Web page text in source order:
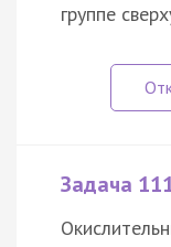
группе
Задача